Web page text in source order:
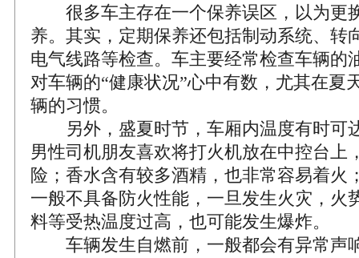
很多车主存在一个保养误区，以为更
养。其实，定期保养还包括制动系统、转
电气线路等检查。车主要经常检查车辆的
对车辆的“健康状况”心中有数，尤其在夏
辆的习惯。
另外，盛夏时节，车厢内温度有时可
男性司机朋友喜欢将打火机放在中控台上
险；香水含有较多酒精，也非常容易着火
一般不具备防火性能，一旦发生火灾，火
料等受热温度过高，也可能发生爆炸。
车辆发生自燃前，一般都会有异常声